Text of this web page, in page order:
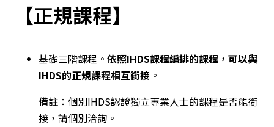
【正規課程】
基礎三階課程。 依照IHDS課程編排的課程，可以與
IHDS的正規課程相互銜接 。
備註：個別IHDS認證獨立專業人士的課程是否能銜
接，請個別洽詢。